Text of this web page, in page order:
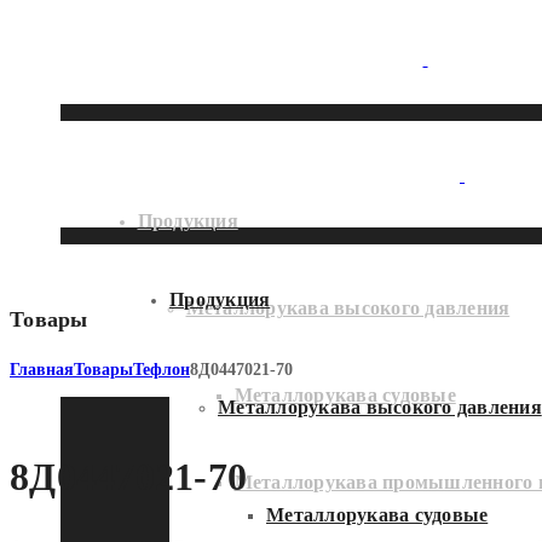
Продукция
Металлорукава высокого давления
Металлорукава судовые
Металлорукава промышленного
Продукция
Металлорукава высокого давления
Металлорукава судовые
Товары
ГлавнаяТоварыТефлон8Д0447021-70
8Д0447021-70